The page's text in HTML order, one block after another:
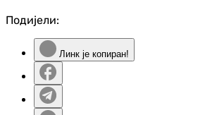
Подијели:
Линк је копиран!